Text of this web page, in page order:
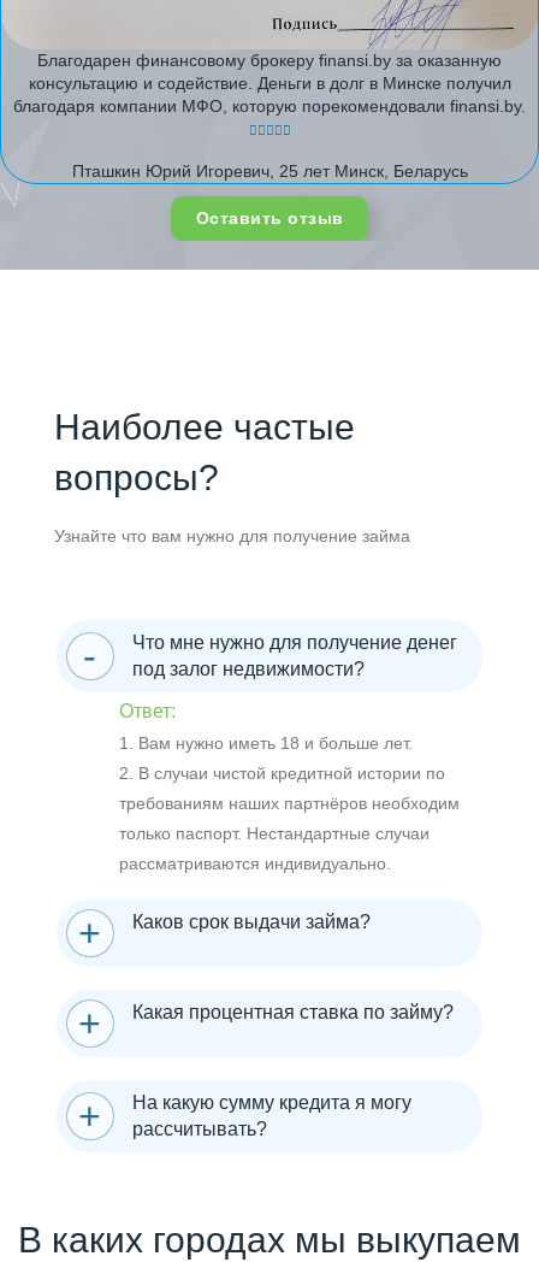
Благодарен финансовому брокеру finansi.by за оказанную
консультацию и содействие. Деньги в долг в Минске получил
благодаря компании МФО, которую порекомендовали finansi.by.
Пташкин Юрий Игоревич, 25 лет Минск, Беларусь
Оставить отзыв
Наиболее частые
вопросы?
Узнайте что вам нужно для получение займа
Что мне нужно для получение денег
под залог недвижимости?
Ответ:
1. Вам нужно иметь 18 и больше лет.
2. В случаи чистой кредитной истории по
требованиям наших партнёров необходим
только паспорт. Нестандартные случаи
рассматриваются индивидуально.
Каков срок выдачи займа?
Какая процентная ставка по займу?
На какую сумму кредита я могу
рассчитывать?
В каких городах мы выкупаем